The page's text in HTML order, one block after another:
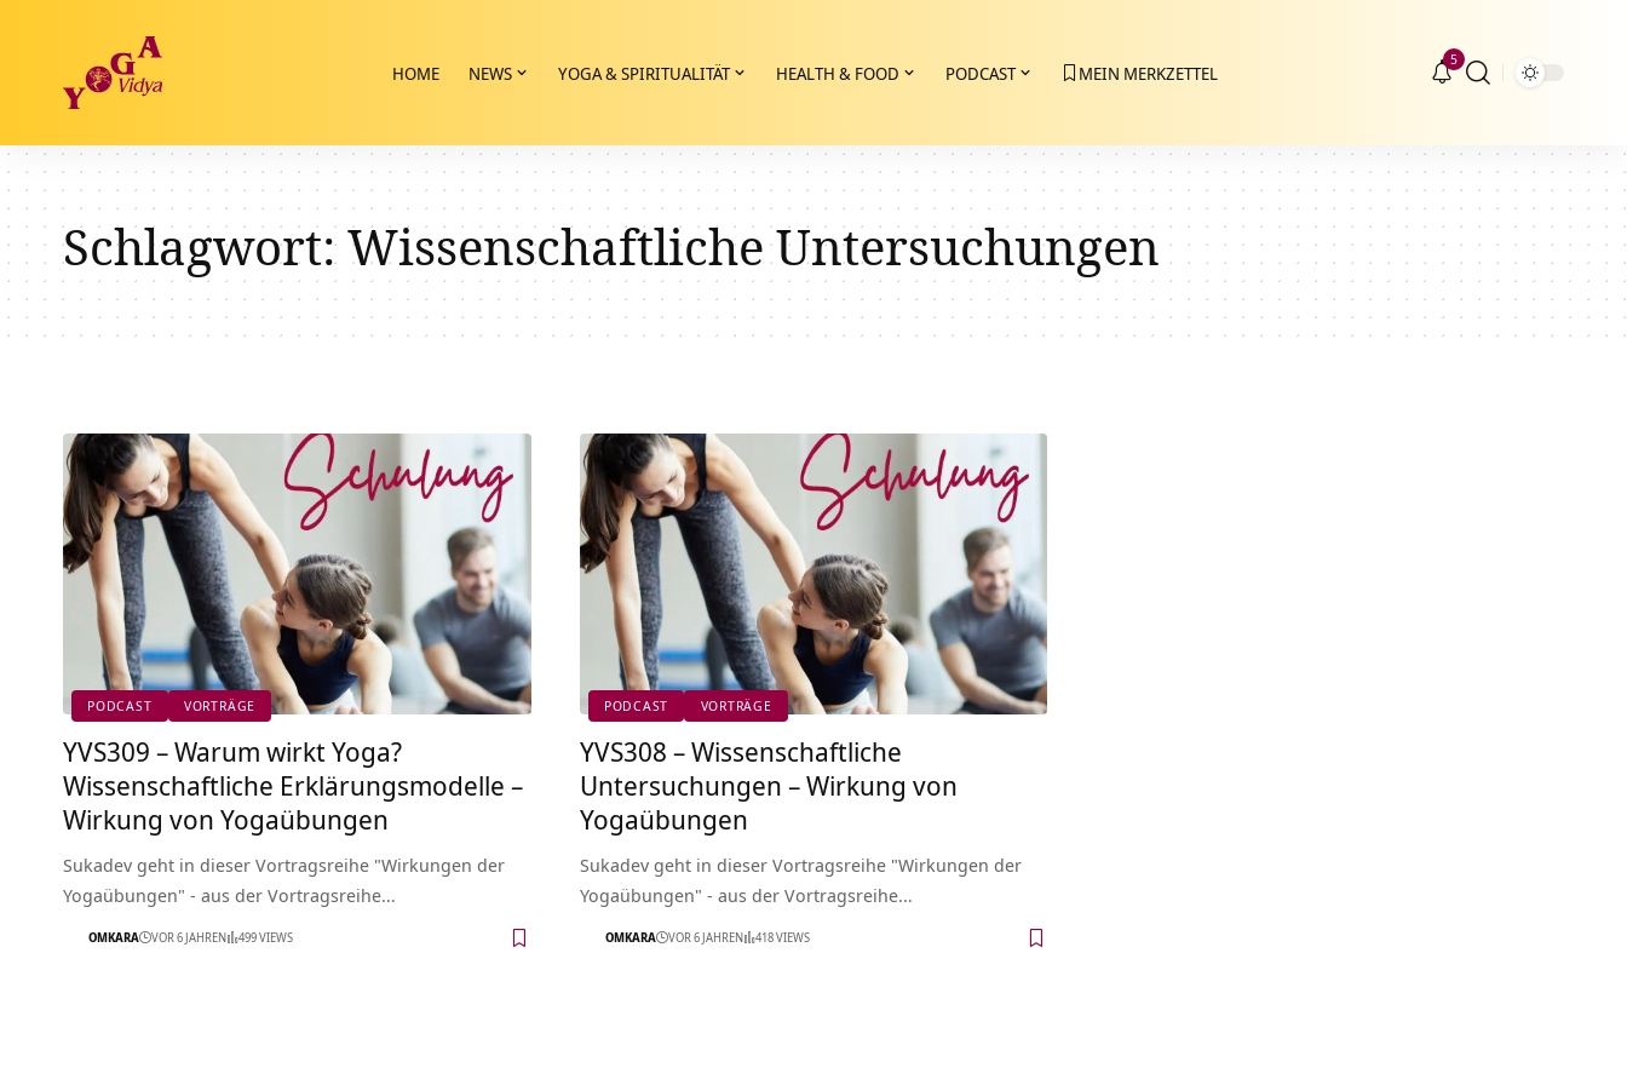
HOME NEWS YOGA & SPIRITUALITÄT HEALTH & FOOD PODCAST MEIN MERKZETTEL
5
Schlagwort:Wissenschaftliche Untersuchungen
PODCAST VORTRÄGE
YVS309 – Warum wirkt Yoga?
Wissenschaftliche Erklärungsmodelle –
Wirkung von Yogaübungen
Sukadev geht in dieser Vortragsreihe "Wirkungen der
Yogaübungen" - aus der Vortragsreihe…
OMKARA VOR 6 JAHREN 499 VIEWS
PODCAST VORTRÄGE
YVS308 – Wissenschaftliche
Untersuchungen – Wirkung von
Yogaübungen
Sukadev geht in dieser Vortragsreihe "Wirkungen der
Yogaübungen" - aus der Vortragsreihe…
OMKARA VOR 6 JAHREN 418 VIEWS